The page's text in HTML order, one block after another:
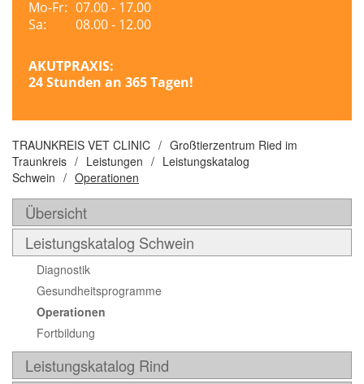
Mo-Fr: 07.00 - 17.00
Sa:
08.00 - 12.00
AKUTPRAXIS:
24 Stunden an 365 Tagen!
TRAUNKREIS VET CLINIC / Großtierzentrum Ried im
Traunkreis / Leistungen / Leistungskatalog
Schwein / Operationen
Übersicht
Leistungskatalog Schwein
Diagnostik
Gesundheitsprogramme
Operationen
Fortbildung
Leistungskatalog Rind